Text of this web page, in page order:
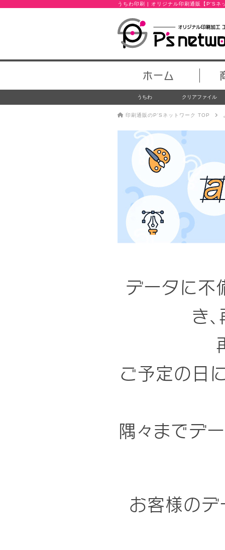
うちわ クリアファイル
うちわ印刷 | オリジナル印刷通販【P'Sネ
ホーム
印刷通販のP'Sネットワーク TOP
データに不
き
ご予定の日
隅々までデ
お客様の